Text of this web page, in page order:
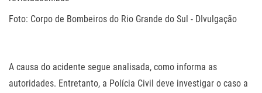
Foto: Corpo de Bombeiros do Rio Grande do Sul - DIvulgação
A causa do acidente segue analisada, como informa as
autoridades. Entretanto, a Polícia Civil deve investigar o caso a